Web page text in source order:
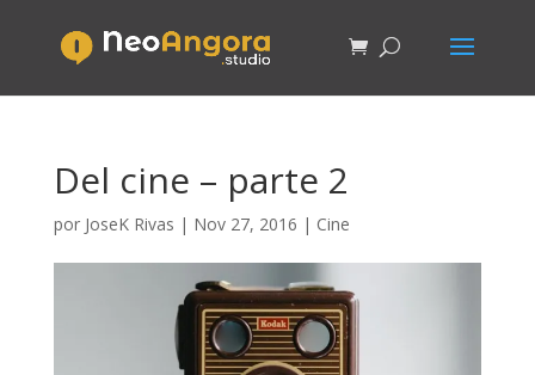
Del cine – parte 2
por JoseK Rivas | Nov 27, 2016 | Cine